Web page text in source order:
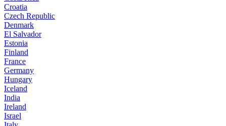
Croatia
Czech Republic
Denmark
El Salvador
Estonia
Finland
France
Germany
Hungary
Iceland
India
Ireland
Israel